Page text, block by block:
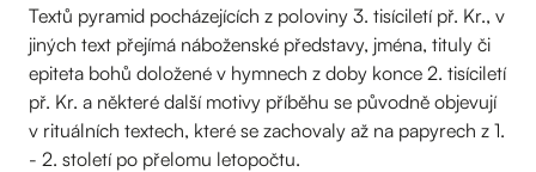
Textů pyramid pocházejících z poloviny 3. tisíciletí př. Kr., v
jiných text přejímá náboženské představy, jména, tituly či
epiteta bohů doložené v hymnech z doby konce 2. tisíciletí
př. Kr. a některé další motivy příběhu se původně objevují
v rituálních textech, které se zachovaly až na papyrech z 1.
- 2. století po přelomu letopočtu.